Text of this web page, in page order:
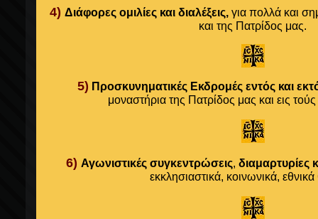
4)Διάφορες ομιλίες και διαλέξεις, για πολλά και
και της Πατρίδος μας.
5) Προσκυνηματικές Εκδρομές εντός και
μοναστήρια της Πατρίδος μας και εις
6)Αγωνιστικές συγκεντρώσεις,διαμαρτυρίες
εκκλησιαστικά, κοινωνικά,